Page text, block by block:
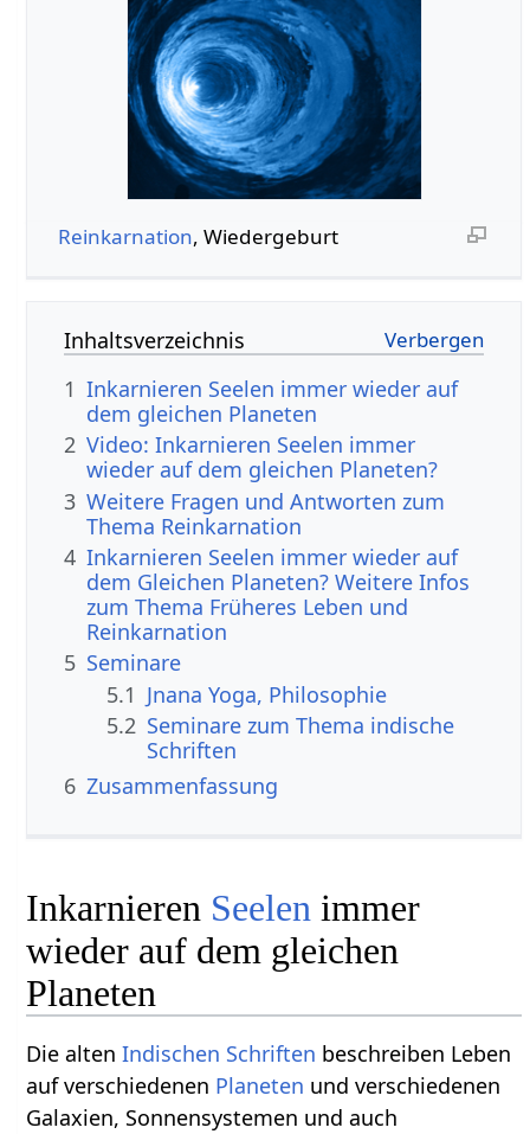
Reinkarnation, Wiedergeburt
Inhaltsverzeichnis
1 Inkarnieren Seelen immer wieder auf
dem gleichen Planeten
2 Video: Inkarnieren Seelen immer
wieder auf dem gleichen Planeten?
3 Weitere Fragen und Antworten zum
Thema Reinkarnation
4 Inkarnieren Seelen immer wieder auf
dem Gleichen Planeten? Weitere Infos
zum Thema Früheres Leben und
Reinkarnation
5 Seminare
5.1 Jnana Yoga, Philosophie
5.2 Seminare zum Thema indische
Schriften
6 Zusammenfassung
Inkarnieren Seelen immer
wieder auf dem gleichen
Planeten
Die altenIndischen Schriften beschreiben Leben
auf verschiedenen Planeten und verschiedenen
Galaxien, Sonnensystemen und auch